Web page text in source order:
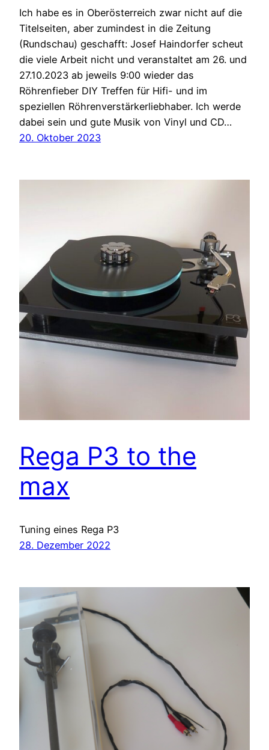
Ich habe es in Oberösterreich zwar nicht auf die
Titelseiten, aber zumindest in die Zeitung
(Rundschau) geschafft: Josef Haindorfer scheut
die viele Arbeit nicht und veranstaltet am 26. und
27.10.2023 ab jeweils 9:00 wieder das
Röhrenfieber DIY Treffen für Hifi- und im
speziellen Röhrenverstärkerliebhaber. Ich werde
dabei sein und gute Musik von Vinyl und CD…
20. Oktober 2023
Rega P3 to the
max
Tuning eines Rega P3
28. Dezember 2022